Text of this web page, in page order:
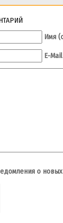
Имя
E-Mail
о